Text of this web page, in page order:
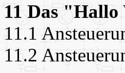
11 Das
11.1
11.2